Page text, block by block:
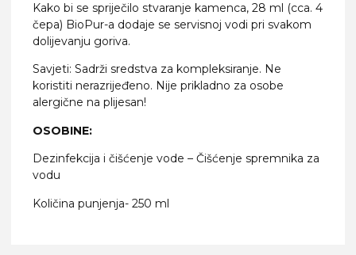
Kako bi se spriječilo stvaranje kamenca, 28 ml (cca. 4
čepa) BioPur-a dodaje se servisnoj vodi pri svakom
dolijevanju goriva.
Savjeti: Sadrži sredstva za kompleksiranje. Ne
koristiti nerazrijeđeno. Nije prikladno za osobe
alergične na plijesan!
OSOBINE:
Dezinfekcija i čišćenje vode – Čišćenje spremnika za
vodu
Količina punjenja- 250 ml